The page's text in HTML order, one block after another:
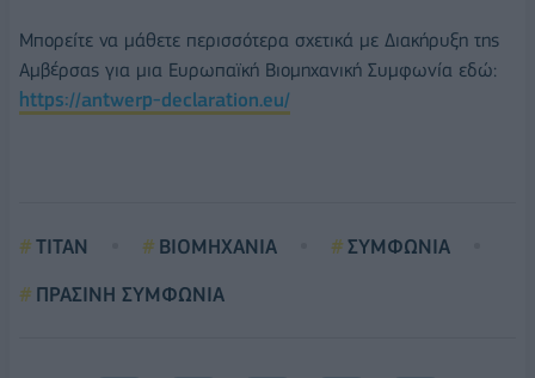
Μπορείτε να μάθετε περισσότερα σχετικά με Διακήρυξη της
Αμβέρσας για μια Ευρωπαϊκή Βιομηχανική Συμφωνία εδώ:
https://antwerp-declaration.eu/
ΤΙΤΑΝ ΒΙΟΜΗΧΑΝΙΑ
ΣΥΜΦΩΝΙΑ
ΠΡΑΣΙΝΗ ΣΥΜΦΩΝΙΑ